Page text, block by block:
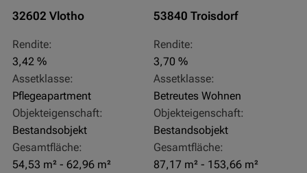
32602 Vlotho
Rendite:
3,42 %
Assetklasse:
Pflegeapartment
Objekteigenschaft:
Bestandsobjekt
Gesamtfläche:
54,53 m² - 62,96 m²
53840 Troisdorf
Rendite:
3,70 %
Assetklasse:
Betreutes Wohnen
Objekteigenschaft:
Bestandsobjekt
Gesamtfläche:
87,17 m² - 153,66 m²